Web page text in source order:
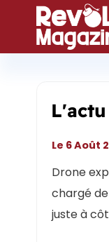
contenu
Drone
chargé
juste à
Le 6 Août